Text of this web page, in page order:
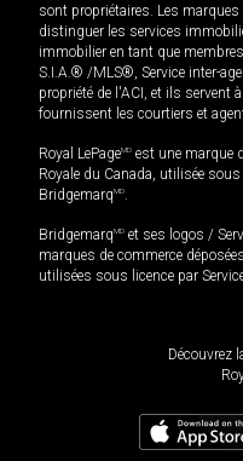
sont propriétaires. Les
distinguer les services
immobilier en tant que
S.I.A.® /MLS®, Service inter-
propriété de l'ACI, et ils servent
fournissent les courtiers et
Royal LePageMD est une marque
Royale du Canada, utilisée
BridgemarqMD
BridgemarqMD et ses logos /
marques de commerce
utilisées sous licence par
Découvrez